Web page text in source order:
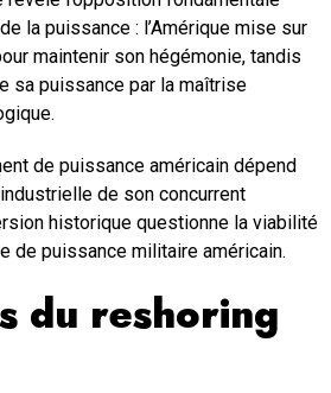
la puissance : l’Amérique mise sur
maintenir son hégémonie, tandis
sa puissance par la maîtrise
de puissance américain dépend
de son concurrent
historique questionne la viabilité
de puissance militaire américain.
du reshoring